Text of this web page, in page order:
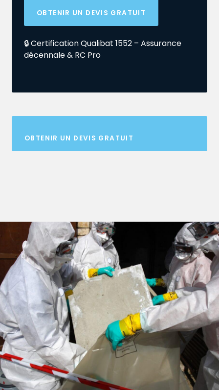
OBTENIR UN DEVIS GRATUIT
🔒 Certification Qualibat 1552 – Assurance
décennale & RC Pro
OBTENIR UN DEVIS GRATUIT